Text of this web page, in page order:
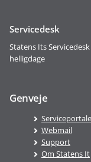
Servicedesk
Statens Its
helligdage
Genveje
Webmail
Support
Om Statens It